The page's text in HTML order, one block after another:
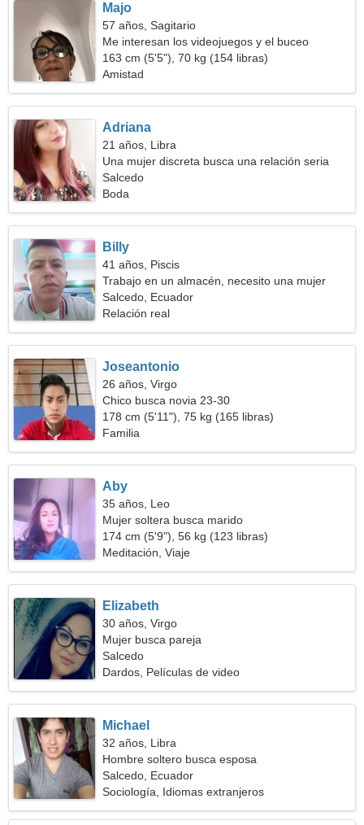
Majo
57 años, Sagitario
Me interesan los videojuegos y el buceo
163 cm (5'5"), 70 kg (154 libras)
Amistad
Adriana
21 años, Libra
Una mujer discreta busca una relación seria
Salcedo
Boda
Billy
41 años, Piscis
Trabajo en un almacén, necesito una mujer
romántica
Salcedo, Ecuador
Relación real
Joseantonio
26 años, Virgo
Chico busca novia 23-30
178 cm (5'11"), 75 kg (165 libras)
Familia
Aby
35 años, Leo
Mujer soltera busca marido
174 cm (5'9"), 56 kg (123 libras)
Meditación, Viaje
Elizabeth
30 años, Virgo
Mujer busca pareja
Salcedo
Dardos, Películas de video
Michael
32 años, Libra
Hombre soltero busca esposa
Salcedo, Ecuador
Sociología, Idiomas extranjeros